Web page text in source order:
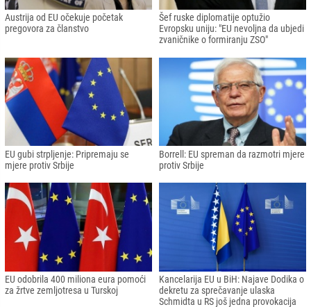
Austrija od EU očekuje početak
pregovora za članstvo
Šef ruske diplomatije optužio
Evropsku uniju: "EU nevoljna da ubjedi
zvaničnike o formiranju ZSO"
EU gubi strpljenje: Pripremaju se
mjere protiv Srbije
Borrell: EU spreman da razmotri mjere
protiv Srbije
EU odobrila 400 miliona eura pomoći
za žrtve zemljotresa u Turskoj
Kancelarija EU u BiH: Najave Dodika o
dekretu za sprečavanje ulaska
Schmidta u RS još jedna provokacija